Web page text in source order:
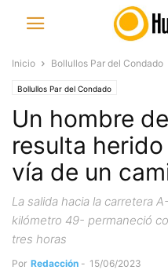
Inicio Bollullos Par del Condado
Bollullos Par del Condado
Un hombre
resulta
vía de un
La salida hacia la carretera
kilómetro 49- permaneció
tres horas
Por Redacción - 15/06/2023